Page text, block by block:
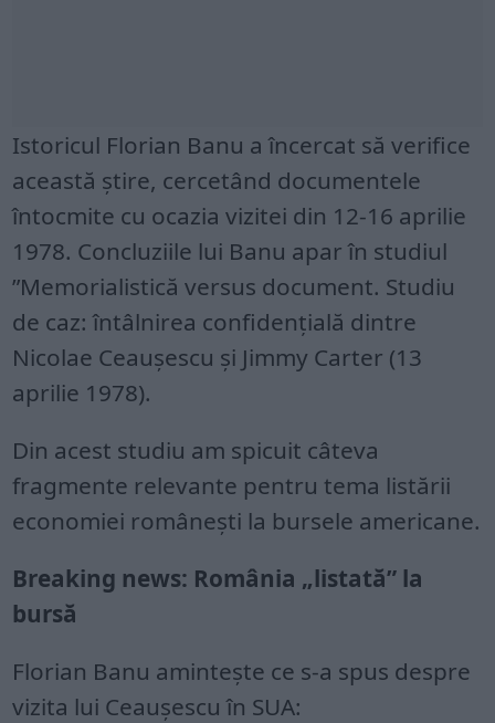
Istoricul Florian Banu a încercat să verifice
această știre, cercetând documentele
întocmite cu ocazia vizitei din 12-16 aprilie
1978. Concluziile lui Banu apar în studiul
”Memorialistică versus document. Studiu
de caz: întâlnirea confidențială dintre
Nicolae Ceaușescu și Jimmy Carter (13
aprilie 1978).
Din acest studiu am spicuit câteva
fragmente relevante pentru tema listării
economiei românești la bursele americane.
Breaking news: România „listată” la
bursă
Florian Banu amintește ce s-a spus despre
vizita lui Ceaușescu în SUA: